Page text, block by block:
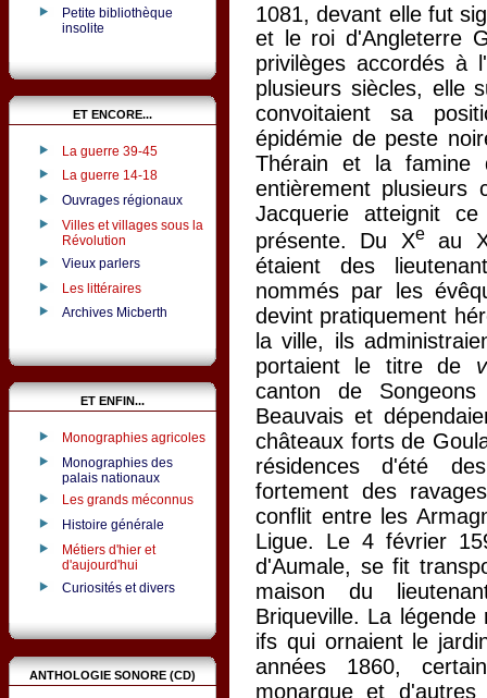
Petite bibliothèque
insolite
ET ENCORE...
La guerre 39-45
La guerre 14-18
Ouvrages régionaux
Villes et villages sous la
Révolution
Vieux parlers
Les littéraires
Archives Micberth
ET ENFIN...
Monographies agricoles
Monographies des
palais nationaux
Les grands méconnus
Histoire générale
Métiers d'hier et
d'aujourd'hui
Curiosités et divers
ANTHOLOGIE SONORE (CD)
1081, devant elle fut
et le roi d'Angleterre
privilèges accordés à
plusieurs siècles, elle
convoitaient sa
épidémie de peste
Thérain et la famine
entièrement plusieurs
Jacquerie atteignit
présente. Du Xeau
étaient des
nommés par les
devint pratiquement
la ville, ils
portaient le titre de
canton de
Beauvais et
châteaux forts de
résidences d'été
fortement des
conflit entre les
Ligue. Le 4 février
d'Aumale, se fit
maison du
Briqueville. La
ifs qui ornaient le
années 1860,
monarque et